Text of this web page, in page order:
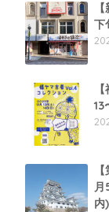
下
13
月
内)